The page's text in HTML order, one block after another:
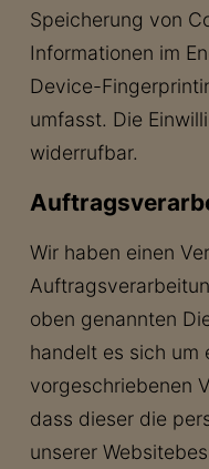
Speicherung von
Informationen im
Device-
umfasst. Die
widerrufbar.
Wir haben einen
oben genannten
handelt es sich um
vorgeschriebenen
dass dieser die
unserer